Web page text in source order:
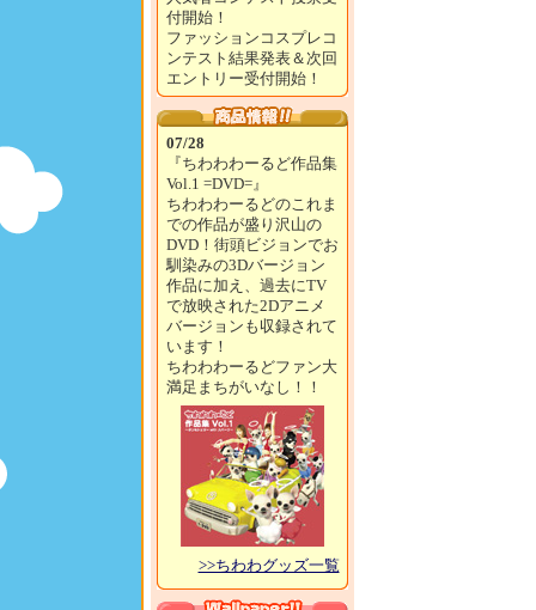
付開始！
ファッションコスプレコ
ンテスト結果発表＆次回
エントリー受付開始！
07/28
『ちわわわーるど作品集
Vol.1 =DVD=』
ちわわわーるどのこれま
での作品が盛り沢山の
DVD！街頭ビジョンでお
馴染みの3Dバージョン
作品に加え、過去にTV
で放映された2Dアニメ
バージョンも収録されて
います！
ちわわわーるどファン大
満足まちがいなし！！
>>ちわわグッズ一覧